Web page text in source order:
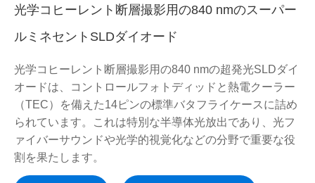
光学コヒーレント断層撮影用の840 nmのスーパー
ルミネセントSLDダイオード
光学コヒーレント断層撮影用の840 nmの超発光SLDダイ
オードは、コントロールフォトディッドと熱電クーラー
（TEC）を備えた14ピンの標準バタフライケースに詰め
られています。これは特別な半導体光放出であり、光フ
ァイバーサウンドや光学的視覚化などの分野で重要な役
割を果たします。